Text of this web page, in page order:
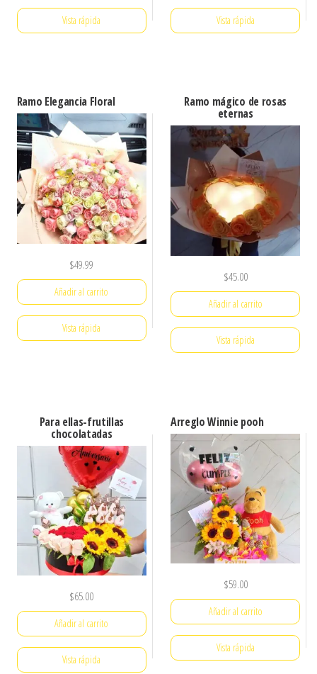
Vista rápida Vista rápida
Ramo Elegancia Floral
$49.99
Añadir al carrito
Vista rápida
Ramo mágico de rosas
eternas
$45.00
Añadir al carrito
Vista rápida
Para ellas-frutillas
chocolatadas
$65.00
Añadir al carrito
Vista rápida
Arreglo Winnie pooh
$59.00
Añadir al carrito
Vista rápida